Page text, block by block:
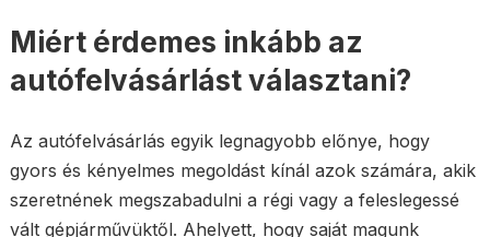
Miért érdemes inkább az
autófelvásárlást választani?
Az autófelvásárlás egyik legnagyobb előnye, hogy
gyors és kényelmes megoldást kínál azok számára, akik
szeretnének megszabadulni a régi vagy a feleslegessé
vált gépjárművüktől. Ahelyett, hogy saját magunk